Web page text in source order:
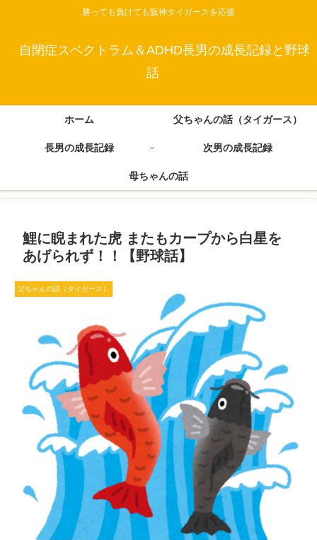
勝っても負けても阪神タイガースを応援
自閉症スペクトラム＆ADHD長男の成長記録と野球
話
ホーム 父ちゃんの話（タイガース）
長男の成長記録 次男の成長記録
母ちゃんの話
鯉に睨まれた虎 またもカープから白星を
あげられず！！【野球話】
父ちゃんの話（タイガース）